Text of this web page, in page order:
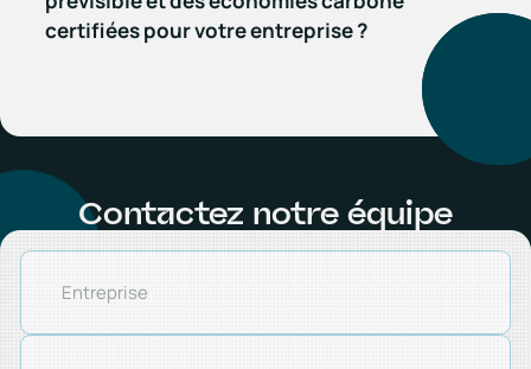
certifiées pour votre entreprise ?
Contactez notre équipe